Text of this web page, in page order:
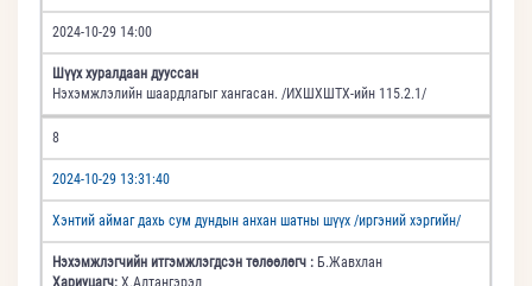
2024-10-29 14:00
Шүүх хуралдаан дууссан
Нэхэмжлэлийн шаардлагыг хангасан. /ИХШХШТХ-ийн 115.2.1/
8
2024-10-29 13:31:40
Хэнтий аймаг дахь сум дундын анхан шатны шүүх /иргэний хэргийн/
Нэхэмжлэгчийн итгэмжлэгдсэн төлөөлөгч : Б.Жавхлан
Хариуцагч: Х.Алтангэрэл